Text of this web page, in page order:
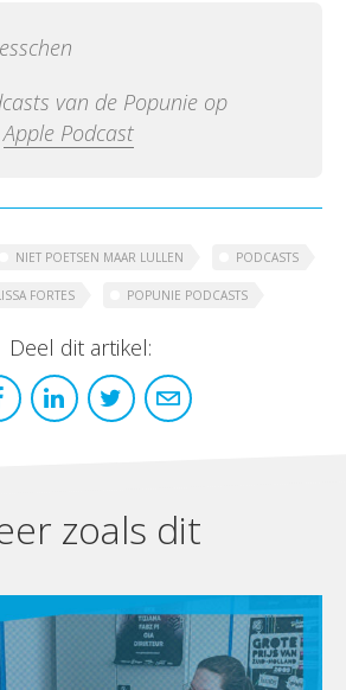
van de Popunie op
Apple Podcast
NIET POETSEN MAAR LULLEN PODCASTS
FORTES POPUNIE PODCASTS
Deel dit artikel:
zoals dit